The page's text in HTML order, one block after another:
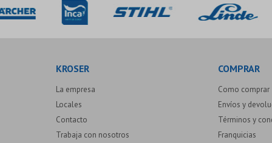
KROSER
La empresa
Locales
Contacto
Trabaja con nosotros
COMPRAR
Como comprar
Envíos y
Términos y
Franquicias